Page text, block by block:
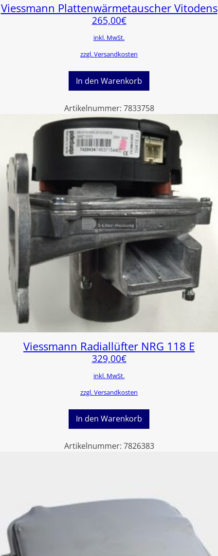
Viessmann Plattenwärmetauscher Vitodens
265,00€
inkl. MwSt.
zzgl. Versandkosten
In den Warenkorb
Artikelnummer: 7833758
Viessmann Radiallüfter NRG 118 E
329,00€
inkl. MwSt.
zzgl. Versandkosten
In den Warenkorb
Artikelnummer: 7826383